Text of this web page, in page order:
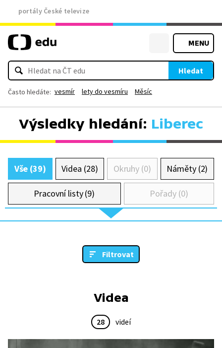
portály České televize
MENU
Hledat
Často hledáte: vesmír lety do vesmíru Měsíc
Výsledky hledání: Liberec
Vše (39) Videa (28) Okruhy (0) Náměty (2)
Pracovní listy (9) Pořady (0)
Filtrovat
Videa
28 videí